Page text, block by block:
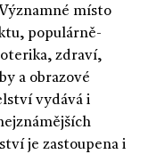
místo
populárně-
zdraví,
a obrazové
vydává i
je zastoupena i